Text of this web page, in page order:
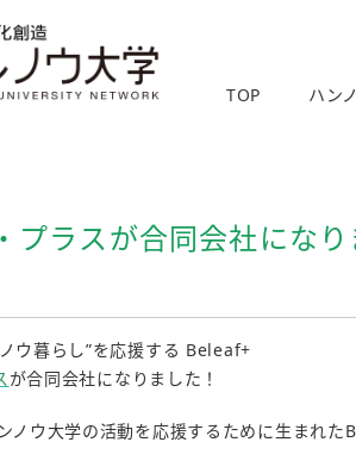
TOP ハン
プラスが合同会社になり
ウ暮らし”を応援する Beleaf+
が合同会社になりました！
ノウ大学の活動を応援するために生まれた